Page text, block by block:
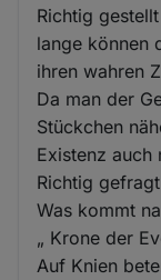
Richtig
lange können
ihren wahren
Da man der
Stückchen
Existenz auch
Richtig
Was kommt
„ Krone der
Auf Knien